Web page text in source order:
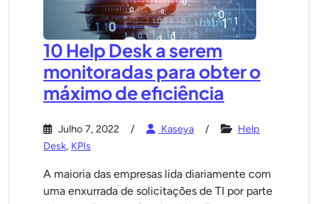
10 Help Desk a serem
monitoradas para obter o
máximo de eficiência
Julho 7, 2022 Kaseya
Help
Desk, KPIs
A maioria das empresas lida diariamente com
uma enxurrada de solicitações de TI por parte